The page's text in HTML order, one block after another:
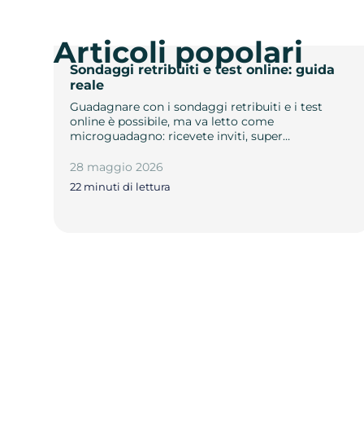
Sondaggi retribuiti e test online: guida
reale
Guadagnare con i sondaggi retribuiti e i test
online è possibile, ma va letto come
microguadagno: ricevete inviti, super…
28 maggio 2026
22 minuti di lettura
Articoli popolari